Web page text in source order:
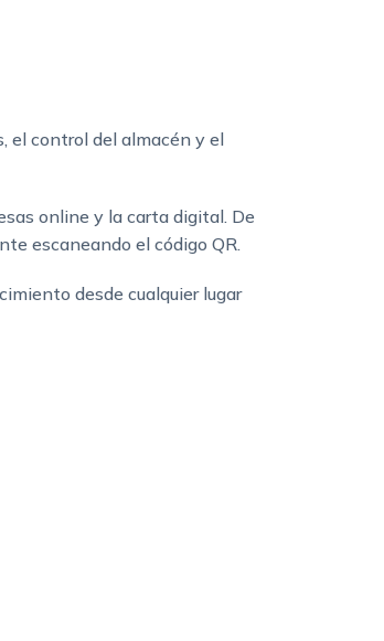
el control del almacén y el
online y la carta digital. De
escaneando el código QR.
desde cualquier lugar